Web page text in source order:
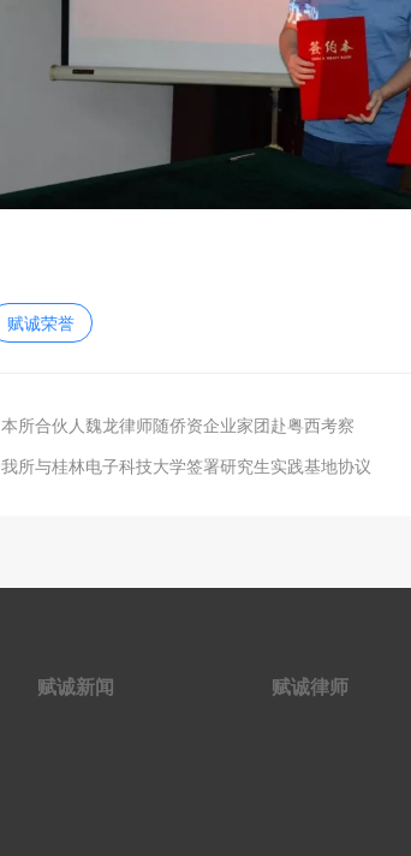
赋诚荣誉
本所合伙人魏龙律师随侨资企业家团赴粤西考察
我所与桂林电子科技大学签署研究生实践基地协议
赋诚新闻 赋诚律师